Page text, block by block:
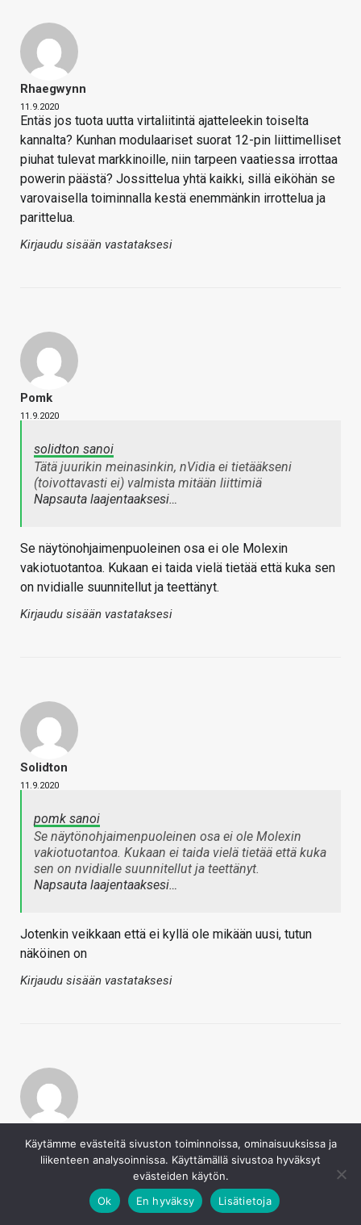
Rhaegwynn
11.9.2020
Entäs jos tuota uutta virtaliitintä ajatteleekin toiselta
kannalta? Kunhan modulaariset suorat 12-pin liittimelliset
piuhat tulevat markkinoille, niin tarpeen vaatiessa irrottaa
powerin päästä? Jossittelua yhtä kaikki, sillä eiköhän se
varovaisella toiminnalla kestä enemmänkin irrottelua ja
parittelua.
Kirjaudu sisään vastataksesi
Pomk
11.9.2020
solidton sanoi
Tätä juurikin meinasinkin, nVidia ei tietääkseni
(toivottavasti ei) valmista mitään liittimiä
Napsauta laajentaaksesi…
Se näytönohjaimenpuoleinen osa ei ole Molexin
vakiotuotantoa. Kukaan ei taida vielä tietää että kuka sen
on nvidialle suunnitellut ja teettänyt.
Kirjaudu sisään vastataksesi
Solidton
11.9.2020
pomk sanoi
Se näytönohjaimenpuoleinen osa ei ole Molexin
vakiotuotantoa. Kukaan ei taida vielä tietää että kuka
sen on nvidialle suunnitellut ja teettänyt.
Napsauta laajentaaksesi…
Jotenkin veikkaan että ei kyllä ole mikään uusi, tutun
näköinen on
Kirjaudu sisään vastataksesi
11.9.2020
solidton sanoi
Jotenkin veikkaan että ei kyllä ole mikään uusi, tutun
Käytämme evästeitä sivuston toiminnoissa, ominaisuuksissa ja
liikenteen analysoinnissa. Käyttämällä sivustoa hyväksyt
evästeiden käytön.
Ok
En hyväksy Lisätietoja